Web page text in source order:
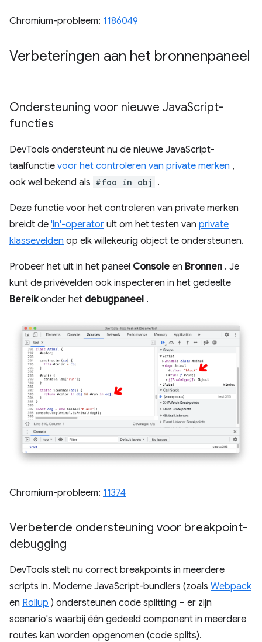
Chromium-probleem: 1186049
Verbeteringen aan het bronnenpaneel
Ondersteuning voor nieuwe JavaScript-
functies
DevTools ondersteunt nu de nieuwe JavaScript-
taalfunctie voor het controleren van private merken ,
ook wel bekend als #foo in obj .
Deze functie voor het controleren van private merken
breidt de 'in'-operator uit om het testen van private
klassevelden op elk willekeurig object te ondersteunen.
Probeer het uit in het paneel Console en Bronnen . Je
kunt de privévelden ook inspecteren in het gedeelte
Bereikonder het debugpaneel .
Chromium-probleem: 11374
Verbeterde ondersteuning voor breakpoint-
debugging
DevTools stelt nu correct breakpoints in meerdere
scripts in. Moderne JavaScript-bundlers (zoals Webpack
en Rollup ) ondersteunen code splitting – er zijn
scenario's waarbij één gedeeld component in meerdere
routes kan worden opgenomen (code splits).